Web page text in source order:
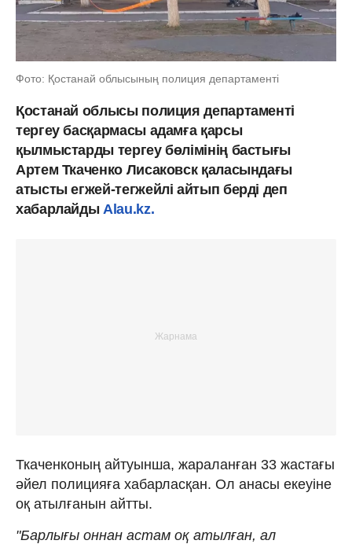
Фото: Қостанай облысының полиция департаменті
Қостанай облысы полиция департаменті
тергеу басқармасы адамға қарсы
қылмыстарды тергеу бөлімінің бастығы
Артем Ткаченко Лисаковск қаласындағы
атысты егжей-тегжейлі айтып берді деп
хабарлайды Alau.kz.
Ткаченконың айтуынша, жараланған 33 жастағы
әйел полицияға хабарласқан. Ол анасы екеуіне
оқ атылғанын айтты.
"Барлығы оннан астам оқ атылған, ал